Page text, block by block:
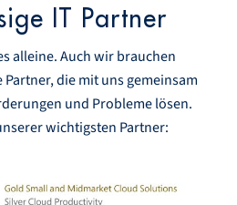
IT Partner
alleine. Auch wir brauchen
die mit uns gemeinsam
und Probleme lösen.
wichtigsten Partner: